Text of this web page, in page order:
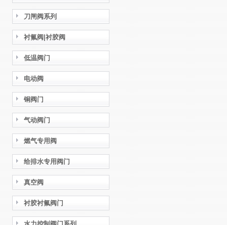
刀闸阀系列
衬氟阀|衬胶阀
低温阀门
电动阀
铜阀门
气动阀门
燃气专用阀
给排水专用阀门
真空阀
衬胶衬氟阀门